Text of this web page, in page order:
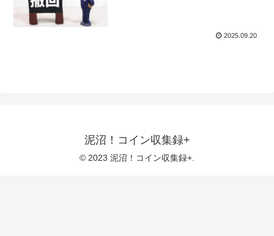
2025.09.20
泥沼！コイン収集録+
© 2023 泥沼！コイン収集録+.